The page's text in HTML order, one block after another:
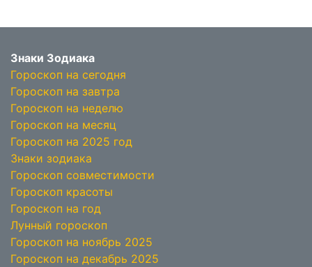
Знаки Зодиака
Гороскоп на сегодня
Гороскоп на завтра
Гороскоп на неделю
Гороскоп на месяц
Гороскоп на 2025 год
Знаки зодиака
Гороскоп совместимости
Гороскоп красоты
Гороскоп на год
Лунный гороскоп
Гороскоп на ноябрь 2025
Гороскоп на декабрь 2025